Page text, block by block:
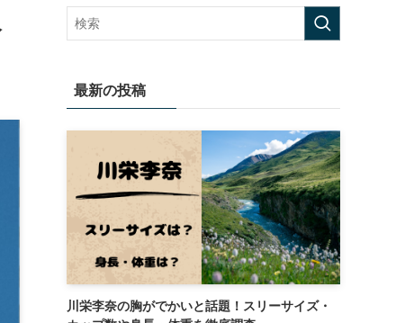
最新の投稿
川栄李奈の胸がでかいと話題！スリーサイズ・